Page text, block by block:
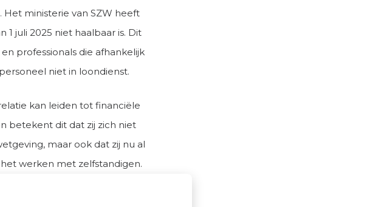
ministerie van SZW heeft
juli 2025 niet haalbaar is. Dit
en professionals die afhankelijk
niet in loondienst.
kan leiden tot financiële
betekent dit dat zij zich niet
maar ook dat zij nu al
werken met zelfstandigen.